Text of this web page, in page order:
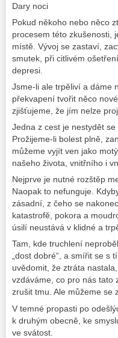
Dary noci
Pokud někoho nebo něco
procesem této zkušenosti,
místě. Vývoj se zastaví,
smutek, při citlivém
depresi.
Jsme-li ale trpěliví a dáme
překvapení tvořit něco
zjišťujeme, že jím nelze
Jedna z cest je nestydět
Prožijeme-li bolest plně,
můžeme vyjít ven jako
našeho života, vnitřního i
Nejprve je nutné rozštěp
Naopak to nefunguje.
zásadní, z čeho se
katastrofě, pokora a
úsilí neustává v klidné a
Tam, kde truchlení
„dost dobré“, a smířit se s
uvědomit, že ztráta
vzdáváme, co pro nás tato
zrušit tmu. Ale můžeme se
V temné propasti po
k druhým obecně, ke
ve svátost.